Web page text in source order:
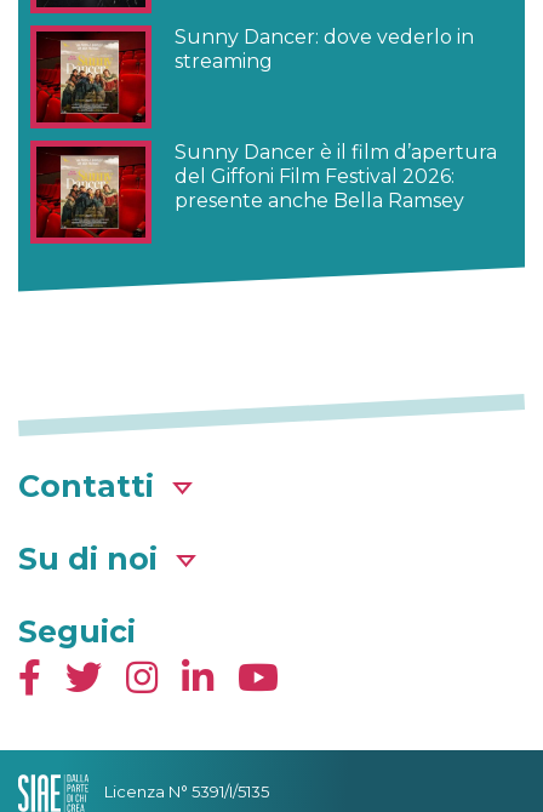
Sunny Dancer: dove vederlo in
streaming
Sunny Dancer è il film d’apertura
del Giffoni Film Festival 2026:
presente anche Bella Ramsey
Contatti
Su di noi
Seguici
Licenza N° 5391/I/5135